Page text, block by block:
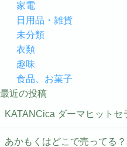
家電
日用品・雑貨
未分類
衣類
趣味
食品、お菓子
最近の投稿
KATANCica ダーマヒット
あかもくはどこで売ってる